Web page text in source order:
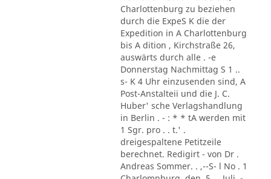
Charlottenburg zu beziehen
durch die ExpeS K die der
Expedition in A Charlottenburg
bis A dition , Kirchstraße 26,
auswärts durch alle . -e
Donnerstag Nachmittag S 1 ..
s- K 4 Uhr einzusenden sind, A
Post-Anstalteii und die J. C.
Huber' sche Verlagshandlung
in Berlin . - : * * tA werden mit
1 Sgr. pro . . t.' .
dreigespaltene Petitzeile
berechnet. Redigirt - von Dr .
Andreas Sommer. . ,--S- l No . 1